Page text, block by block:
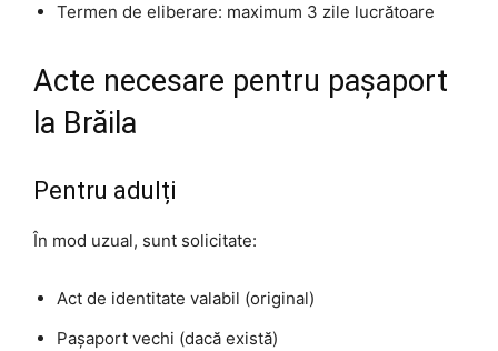
Termen de eliberare: maximum 3 zile lucrătoare
Acte necesare pentru pașaport
la Brăila
Pentru adulți
În mod uzual, sunt solicitate:
Act de identitate valabil (original)
Pașaport vechi (dacă există)